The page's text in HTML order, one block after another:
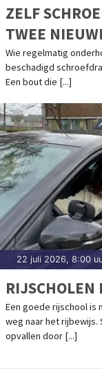
ZELF
TWEE
Wie regelmatig
beschadigd
Een bout die [...]
22 juli 2026, 8:00
RIJSCHOLEN
Een goede rijschool is
weg naar het
opvallen door [...]